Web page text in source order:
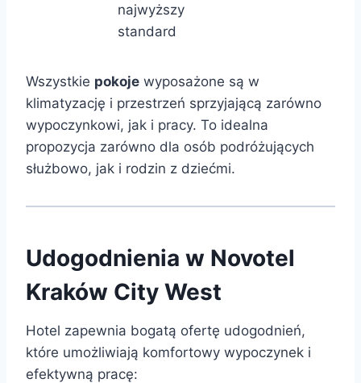
najwyższy
standard
Wszystkie pokoje wyposażone są w
klimatyzację i przestrzeń sprzyjającą zarówno
wypoczynkowi, jak i pracy. To idealna
propozycja zarówno dla osób podróżujących
służbowo, jak i rodzin z dziećmi.
Udogodnienia w Novotel
Kraków City West
Hotel zapewnia bogatą ofertę udogodnień,
które umożliwiają komfortowy wypoczynek i
efektywną pracę: